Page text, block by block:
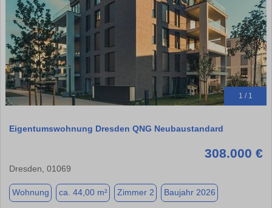
1 / 1
Eigentumswohnung Dresden QNG Neubaustandard
308.000 €
Dresden, 01069
Wohnung ca. 44,00 m² Zimmer 2 Baujahr 2026